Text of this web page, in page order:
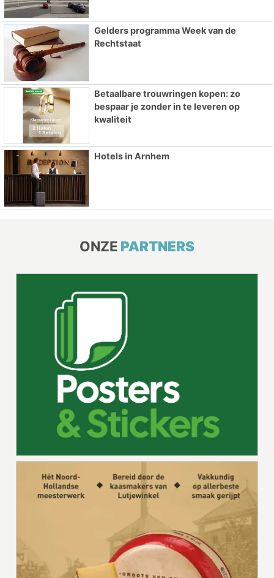
Gelders programma Week van de
Rechtstaat
Betaalbare trouwringen kopen: zo
bespaar je zonder in te leveren op
kwaliteit
Hotels in Arnhem
ONZE PARTNERS